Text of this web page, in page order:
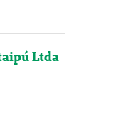
Ltda